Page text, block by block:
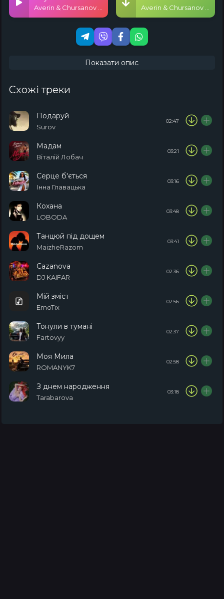
Показати опис
Схожі треки
Подаруй
Surov
02:47
Мадам
Віталій Лобач
03:21
Серце б'ється
Інна Главацька
03:16
Кохана
LOBODA
03:48
Танцюй під дощем
MaizheRazom
03:41
Cazanova
DJ KAIFAR
02:36
Мій зміст
EmoTix
02:56
Тонули в тумані
Fartovyy
02:37
Моя Мила
ROMANYK7
02:58
З днем народження
Tarabarova
03:18